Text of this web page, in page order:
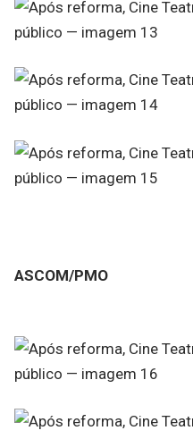
ASCOM/PMO